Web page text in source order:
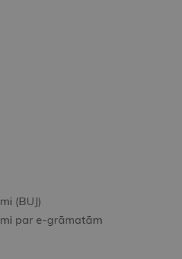
(BUJ)
par e-grāmatām